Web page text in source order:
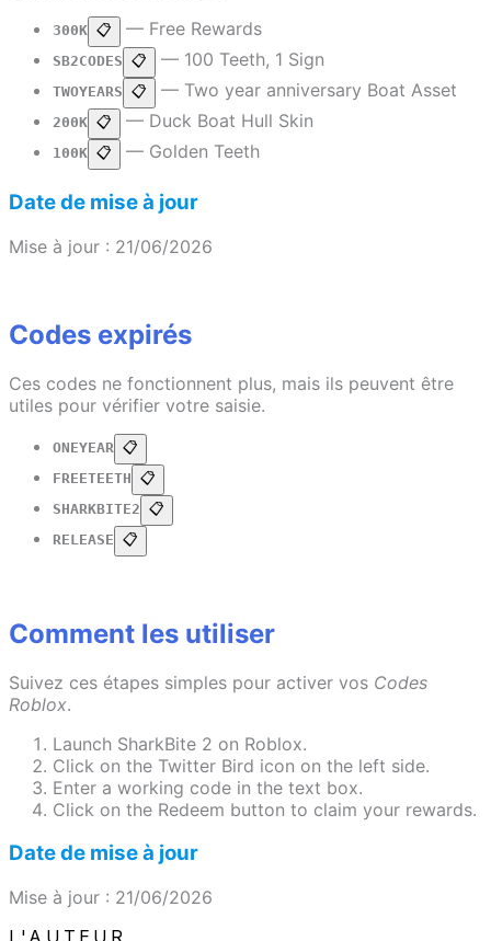
300K 📋 — Free Rewards
SB2CODES 📋 — 100 Teeth, 1 Sign
TWOYEARS 📋 — Two year anniversary Boat Asset
200K 📋 — Duck Boat Hull Skin
100K 📋 — Golden Teeth
Date de mise à jour
Mise à jour : 21/06/2026
Codes expirés
Ces codes ne fonctionnent plus, mais ils peuvent être
utiles pour vérifier votre saisie.
ONEYEAR 📋
FREETEETH 📋
SHARKBITE2 📋
RELEASE 📋
Comment les utiliser
Suivez ces étapes simples pour activer vos Codes
Roblox.
Launch SharkBite 2 on Roblox.
Click on the Twitter Bird icon on the left side.
Enter a working code in the text box.
Click on the Redeem button to claim your rewards.
Date de mise à jour
Mise à jour : 21/06/2026